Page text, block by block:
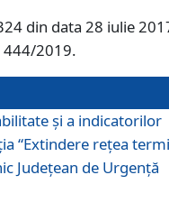
din data 28 iulie
444/2019.
și a indicatorilor
“Extindere rețea
Județean de Urgență